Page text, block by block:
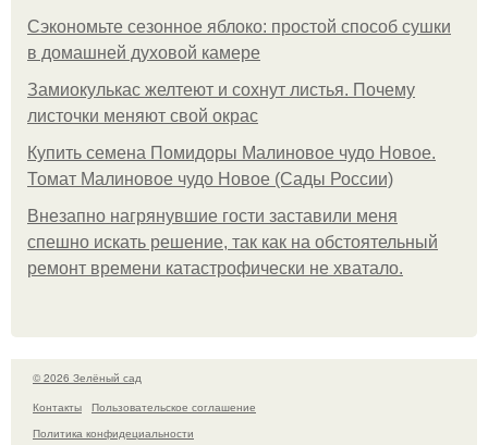
Сэкономьте сезонное яблоко: простой способ сушки
в домашней духовой камере
Замиокулькас желтеют и сохнут листья. Почему
листочки меняют свой окрас
Купить семена Помидоры Малиновое чудо Новое.
Томат Малиновое чудо Новое (Сады России)
Внезапно нагрянувшие гости заставили меня
спешно искать решение, так как на обстоятельный
ремонт времени катастрофически не хватало.
© 2026 Зелёный сад
Контакты
Пользовательское соглашение
Политика конфидециальности